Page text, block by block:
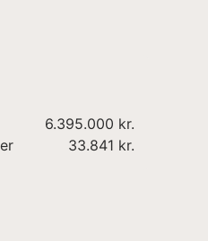
6.395.000 kr.
33.841 kr.